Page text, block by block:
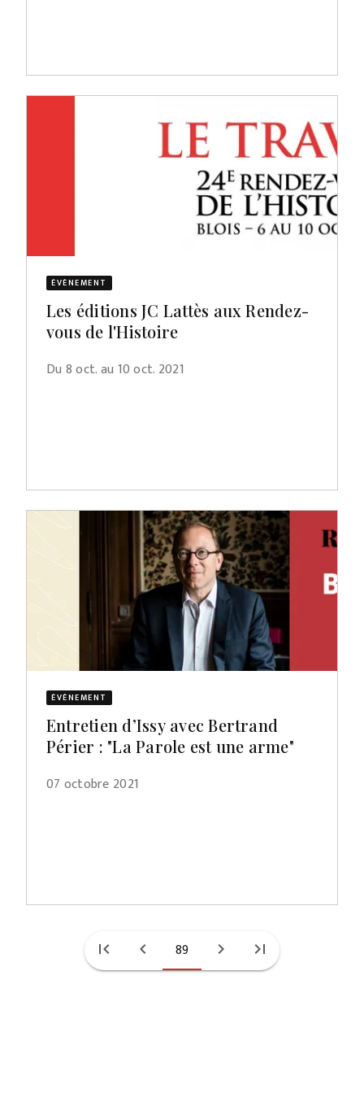
ÉVÈNEMENT
Les éditions JC Lattès aux Rendez-
vous de l'Histoire
Du 8 oct. au 10 oct. 2021
ÉVÈNEMENT
Entretien d’Issy avec Bertrand
Périer : "La Parole est une arme"
07 octobre 2021
first_page chevron_left 89 chevron_right last_page